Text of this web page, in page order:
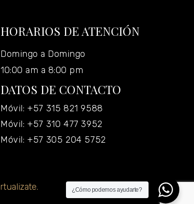
HORARIOS DE ATENCIÓN
Domingo a Domingo
10:00 am a 8:00 pm
DATOS DE CONTACTO
Móvil: +57 315 821 9588
Móvil: +57 310 477 3952
Móvil: +57 305 204 5752
¿Cómo podemos ayudarte?